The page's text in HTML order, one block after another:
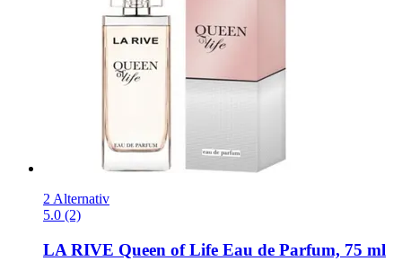
2 Alternativ
5.0 (2)
LA RIVE Queen of Life Eau de Parfum, 75 ml